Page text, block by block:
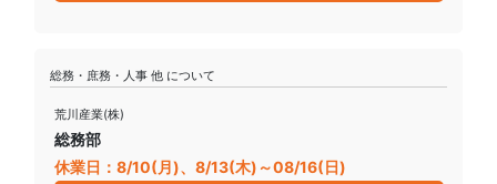
総務・庶務・人事 他 について
荒川産業(株)
総務部
休業日：8/10(月)、8/13(木)～08/16(日)